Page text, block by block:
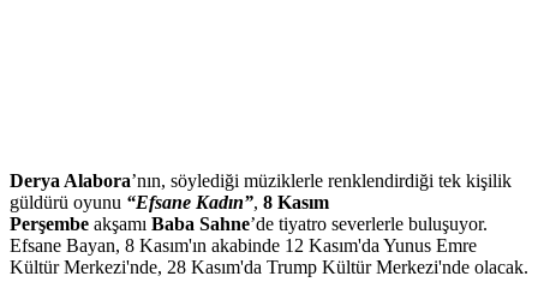
Derya Alabora’nın, söylediği müziklerle renklendirdiği tek kişilik
güldürü oyunu “Efsane Kadın”, 8 Kasım
Perşembe akşamı Baba Sahne’de tiyatro severlerle buluşuyor.
Efsane Bayan, 8 Kasım'ın akabinde 12 Kasım'da Yunus Emre
Kültür Merkezi'nde, 28 Kasım'da Trump Kültür Merkezi'nde olacak.